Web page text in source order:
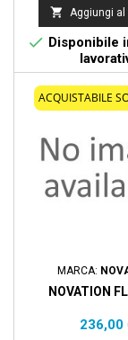
 Aggiungi
 Disponibile
ACQUISTABILE
MARCA:
NOVATION
Prezzo
236,00